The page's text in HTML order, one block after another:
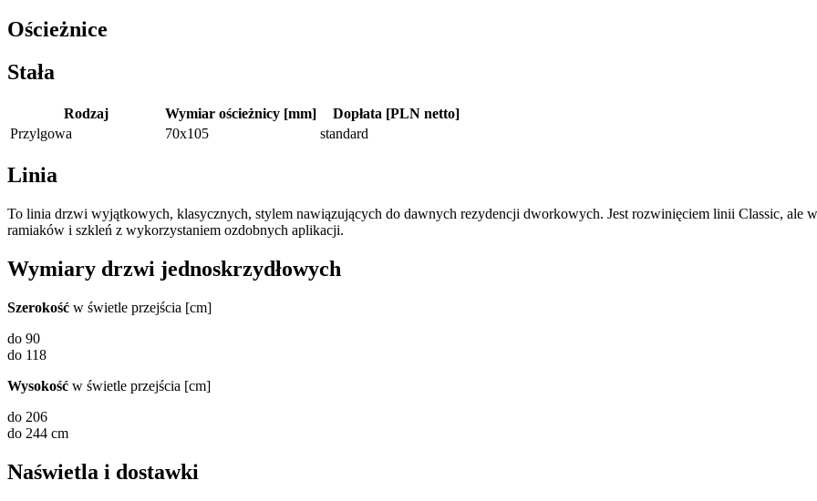
Ościeżnice
Stała
Rodzaj Wymiar ościeżnicy [mm]
Dopłata [PLN netto]
Przylgowa
70x105 standard
Linia
To linia drzwi wyjątkowych, klasycznych, stylem nawiązujących do dawnych rezydencji dworkowych. Jest rozwinięciem linii Classic, ale
ramiaków i szkleń z wykorzystaniem ozdobnych aplikacji.
Wymiary drzwi jednoskrzydłowych
Szerokość w świetle przejścia [cm]
do 90
do 118
Wysokość w świetle przejścia [cm]
do 206
do 244 cm
Naświetla i dostawki